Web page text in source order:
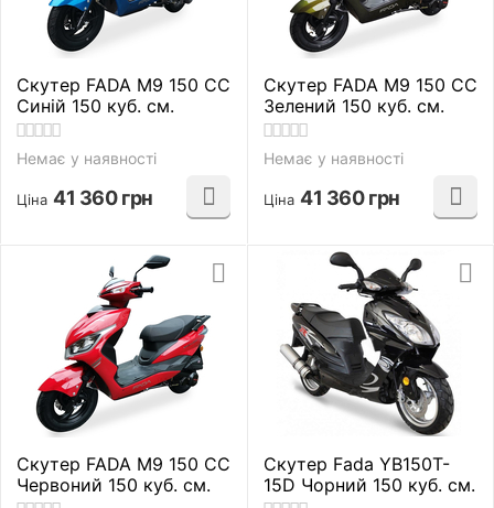
Скутер FADA M9 150 CC
Синій 150 куб. см.
Немає у наявності
Ціна 41 360 грн
Скутер FADA M9 150 CC
Зелений 150 куб. см.
Немає у наявності
Ціна 41 360 грн
Скутер FADA M9 150 CC
Червоний 150 куб. см.
Скутер Fada YB150T-
15D Чорний 150 куб. см.